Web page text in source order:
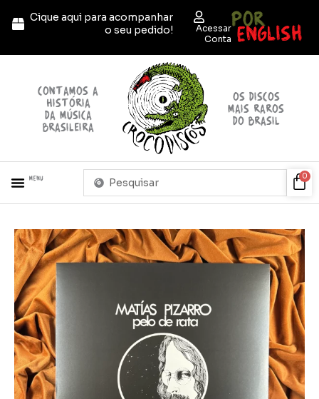
para
conteúdo
Cique aqui para acompanhar
o seu pedido!
Acessar
Conta
POR
ENGLISH
contamos a
história
da música
brasileira
OS discos
mais raros
do brasil
Menu
Pesquisar
0